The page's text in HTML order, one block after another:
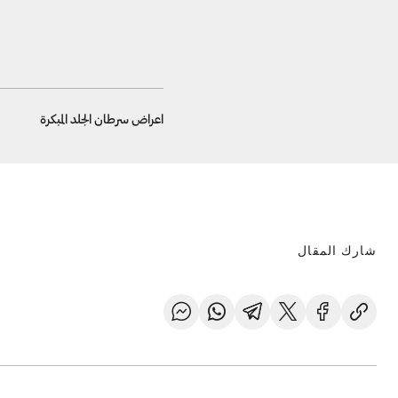
اعراض سرطان الجلد المبكرة
شارك المقال